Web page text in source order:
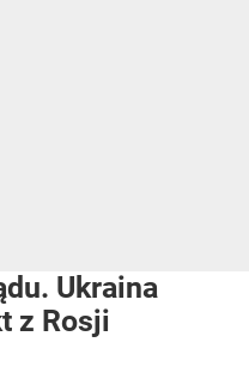
Ukraina
z Rosji